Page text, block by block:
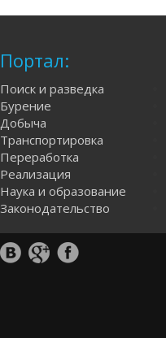
Портал:
Поиск и разведка
Бурение
Добыча
Транспортировка
Переработка
Реализация
Наука и образование
Законодательство